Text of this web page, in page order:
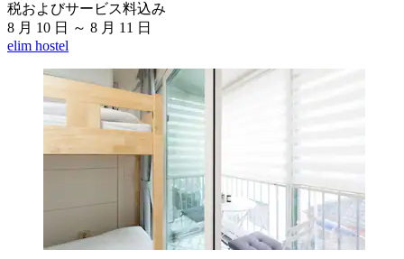
税およびサービス料込み
8 月 10 日 ～ 8 月 11 日
elim hostel